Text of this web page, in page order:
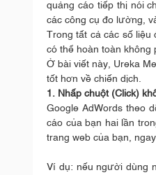
quảng cáo tiếp thị nói
các công cụ đo lường,
Trong tất cả các số
có thể hoàn toàn
Ở bài viết này, Ureka
tốt hơn về chiến dịch.
1. Nhấp chuột (Click)
Google AdWords theo
cáo của bạn hai lần
trang web của bạn,
Ví dụ: nếu người dùng